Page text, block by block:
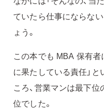
ていたら仕事にならない
ょう。
この本でも MBA 保有者
に果たしている責任」
ころ、営業マンは最下
位でした。